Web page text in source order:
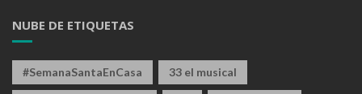
NUBE DE ETIQUETAS
#SemanaSantaEnCasa 33 el musical